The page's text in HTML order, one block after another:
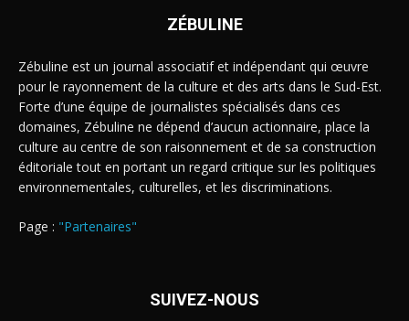
ZÉBULINE
Zébuline est un journal associatif et indépendant qui œuvre
pour le rayonnement de la culture et des arts dans le Sud-Est.
Forte d’une équipe de journalistes spécialisés dans ces
domaines, Zébuline ne dépend d’aucun actionnaire, place la
culture au centre de son raisonnement et de sa construction
éditoriale tout en portant un regard critique sur les politiques
environnementales, culturelles, et les discriminations.
Page : "Partenaires"
SUIVEZ-NOUS